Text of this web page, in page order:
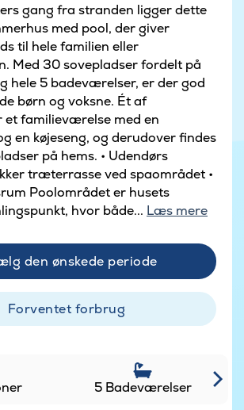
gang fra stranden ligger dette
med pool, der giver
til hele familien eller
Med 30 sovepladser fordelt på
hele 5 badeværelser, er der god
børn og voksne. Ét af
familieværelse med en
en køjeseng, og derudover findes
på hems. • Udendørs
træterrasse ved spaområdet •
Poolområdet er husets
hvor både... Læs mere
den ønskede periode
Forventet forbrug
5 Badeværelser